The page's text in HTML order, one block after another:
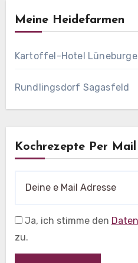
Meine Heidefarmen
Kartoffel-Hotel
Rundlingsdorf Sagasfeld
Kochrezepte Per Mail
Ja, ich stimme den
zu.